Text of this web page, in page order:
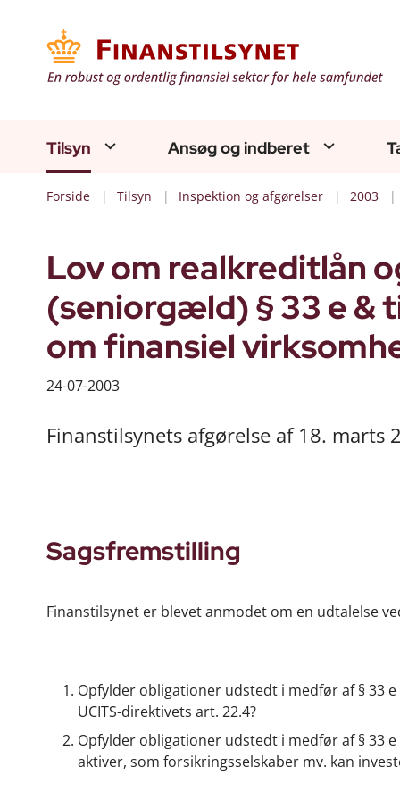
Tilsyn Ansøg og indberet
Forside Tilsyn Inspektion og afgørelser 2003
Lov om realkreditlån
(seniorgæld) § 33 e &
om finansiel
24-07-2003
Finanstilsynets afgørelse af 18. marts
Sagsfremstilling
Finanstilsynet er blevet anmodet om en udtalelse
Opfylder obligationer udstedt i medfør af § 33
UCITS-direktivets art. 22.4?
Opfylder obligationer udstedt i medfør af § 33
aktiver, som forsikringsselskaber mv. kan